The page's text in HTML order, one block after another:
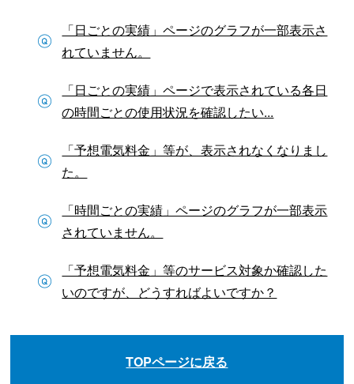
「日ごとの実績」ページのグラフが一部表示さ
れていません。
「日ごとの実績」ページで表示されている各日
の時間ごとの使用状況を確認したい...
「予想電気料金」等が、表示されなくなりまし
た。
「時間ごとの実績」ページのグラフが一部表示
されていません。
「予想電気料金」等のサービス対象か確認した
いのですが、どうすればよいですか？
TOPページに戻る